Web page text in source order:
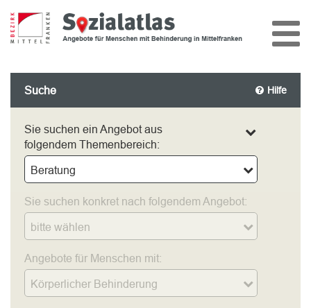
Suche Hilfe
Sie suchen ein Angebot aus
folgendem Themenbereich:
Beratung
Sie suchen konkret nach folgendem Angebot:
bitte wählen
Angebote für Menschen mit:
Körperlicher Behinderung